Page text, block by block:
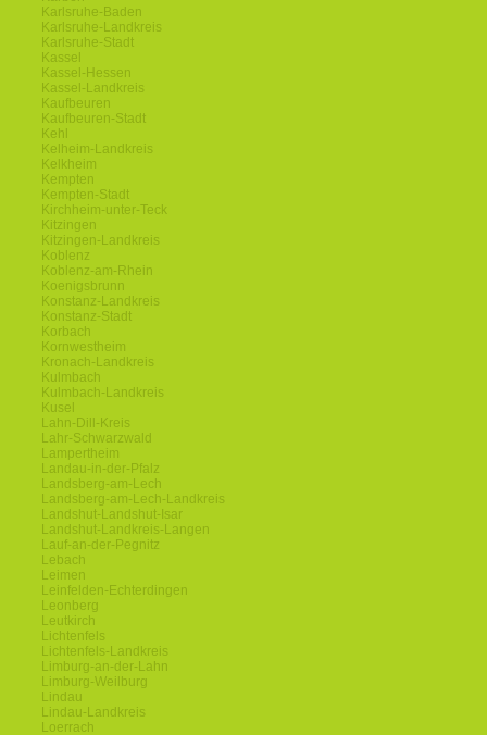
Karlsruhe-Baden
Karlsruhe-Landkreis
Karlsruhe-Stadt
Kassel
Kassel-Hessen
Kassel-Landkreis
Kaufbeuren
Kaufbeuren-Stadt
Kehl
Kelheim-Landkreis
Kelkheim
Kempten
Kempten-Stadt
Kirchheim-unter-Teck
Kitzingen
Kitzingen-Landkreis
Koblenz
Koblenz-am-Rhein
Koenigsbrunn
Konstanz-Landkreis
Konstanz-Stadt
Korbach
Kornwestheim
Kronach-Landkreis
Kulmbach
Kulmbach-Landkreis
Kusel
Lahn-Dill-Kreis
Lahr-Schwarzwald
Lampertheim
Landau-in-der-Pfalz
Landsberg-am-Lech
Landsberg-am-Lech-Landkreis
Landshut-Landshut-Isar
Landshut-Landkreis-Langen
Lauf-an-der-Pegnitz
Lebach
Leimen
Leinfelden-Echterdingen
Leonberg
Leutkirch
Lichtenfels
Lichtenfels-Landkreis
Limburg-an-der-Lahn
Limburg-Weilburg
Lindau
Lindau-Landkreis
Loerrach